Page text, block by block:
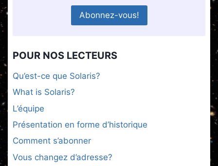
POUR NOS LECTEURS
Qu’est-ce que Solaris?
What is Solaris?
L’équipe
Présentation en forme d’historique
Comment s’abonner
Vous changez d’adresse?